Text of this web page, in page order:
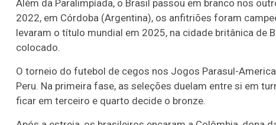
Além da Paralimpíada, o Brasil passou em branco nos
2022, em Córdoba (Argentina), os anfitriões foram
levaram o título mundial em 2025, na cidade britânica de
colocado.
O torneio do futebol de cegos nos Jogos Parasul-
Peru. Na primeira fase, as seleções duelam entre si em
ficar em terceiro e quarto decide o bronze.